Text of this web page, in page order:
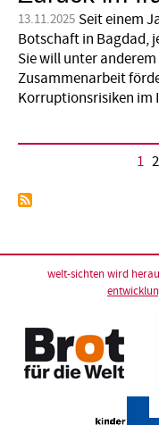
13.11.2025 Seit einem
Botschaft in Bagdad,
Sie will unter
Zusammenarbeit
Korruptionsrisiken im
1 2
welt-sichten wird